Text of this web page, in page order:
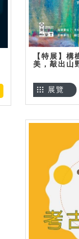
【特展】
美，敲出山
展覽